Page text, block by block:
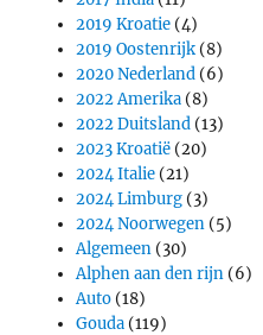
2019 Kroatie (4)
2019 Oostenrijk (8)
2020 Nederland (6)
2022 Amerika (8)
2022 Duitsland (13)
2023 Kroatië (20)
2024 Italie (21)
2024 Limburg (3)
2024 Noorwegen (5)
Algemeen (30)
Alphen aan den rijn (6)
Auto (18)
Gouda (119)